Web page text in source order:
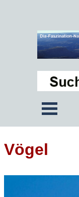
Vögel